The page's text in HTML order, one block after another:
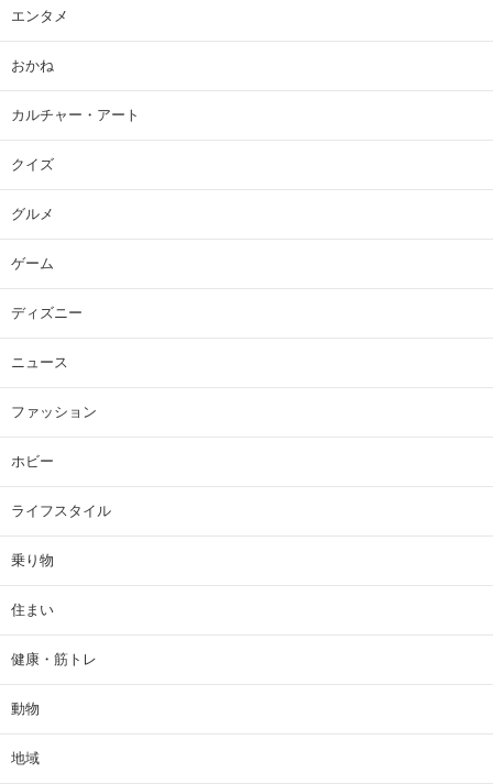
エンタメ
おかね
カルチャー・アート
クイズ
グルメ
ゲーム
ディズニー
ニュース
ファッション
ホビー
ライフスタイル
乗り物
住まい
健康・筋トレ
動物
地域